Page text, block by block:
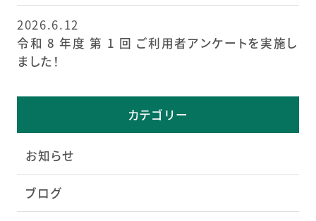
2026.6.12
令和 8 年度 第 1 回 ご利用者アンケートを実施し
ました！
カテゴリー
お知らせ
ブログ